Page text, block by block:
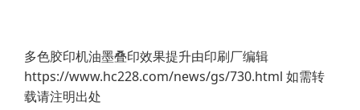
多色胶印机油墨叠印效果提升由印刷厂编辑
https://www.hc228.com/news/gs/730.html 如需转
载请注明出处